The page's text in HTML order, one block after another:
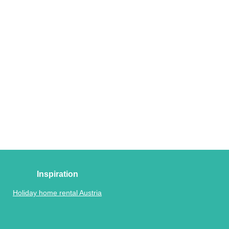
Inspiration
Holiday home rental Austria